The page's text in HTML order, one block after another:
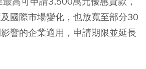
國際市場變化，也放寬至部分30
響的企業適用，申請期限並延長